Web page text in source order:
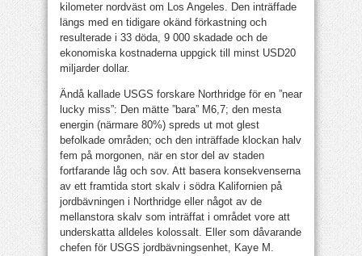
kilometer nordväst om Los Angeles. Den inträffade
längs med en tidigare okänd förkastning och
resulterade i 33 döda, 9 000 skadade och de
ekonomiska kostnaderna uppgick till minst USD20
miljarder dollar.
Ändå kallade USGS forskare Northridge för en ”near
lucky miss”: Den mätte ”bara” M6,7; den mesta
energin (närmare 80%) spreds ut mot glest
befolkade områden; och den inträffade klockan halv
fem på morgonen, när en stor del av staden
fortfarande låg och sov. Att basera konsekvenserna
av ett framtida stort skalv i södra Kalifornien på
jordbävningen i Northridge eller något av de
mellanstora skalv som inträffat i området vore att
underskatta alldeles kolossalt. Eller som dåvarande
chefen för USGS jordbävningsenhet, Kaye M.